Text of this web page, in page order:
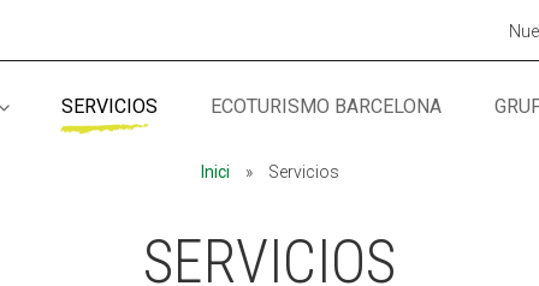
SERVICIOS ECOTURISMO BARCELONA
Inici » Servicios
SERVICIOS
MÓN ESCOLAR
ACCIÓ SOCIAL I JOVES ESPLAIS
MÓN ESCOLAR
ACCIÓ SOCIAL I JOVES ESPLAIS